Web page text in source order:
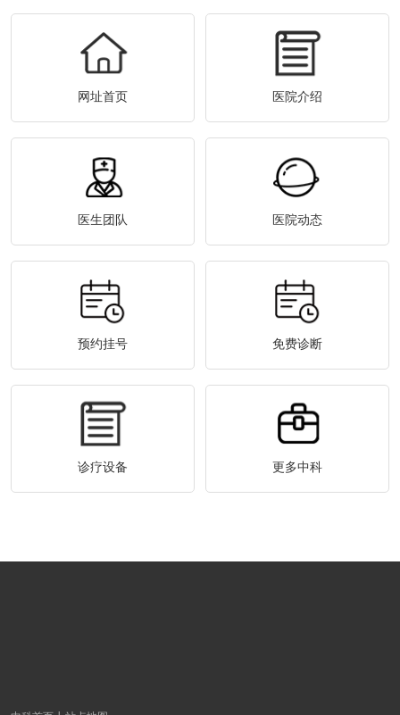
网址首页 医院介绍
医生团队 医院动态
预约挂号 免费诊断
诊疗设备 更多中科